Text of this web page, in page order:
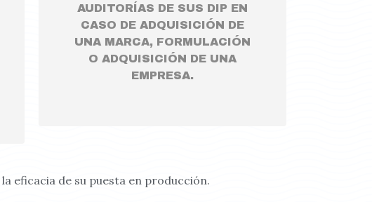
AUDITORÍAS DE SUS DIP EN
CASO DE ADQUISICIÓN DE
UNA MARCA, FORMULACIÓN
O ADQUISICIÓN DE UNA
EMPRESA.
eficacia de su puesta en producción.